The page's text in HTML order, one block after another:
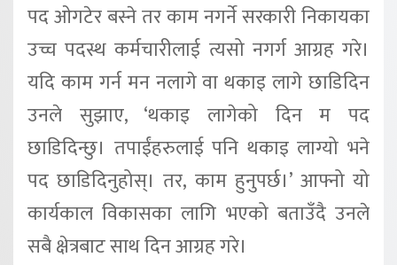
पद ओगटेर बस्ने तर काम नगर्ने सरकारी निकायका
उच्च पदस्थ कर्मचारीलाई त्यसो नगर्ग आग्रह गरे।
यदि काम गर्न मन नलागे वा थकाइ लागे छाडिदिन
उनले सुझाए, ‘थकाइ लागेको दिन म पद
छाडिदिन्छु। तपाईंहरुलाई पनि थकाइ लाग्यो भने
पद छाडिदिनुहोस्। तर, काम हुनुपर्छ।’ आफ्नो यो
कार्यकाल विकासका लागि भएको बताउँदै उनले
सबै क्षेत्रबाट साथ दिन आग्रह गरे।